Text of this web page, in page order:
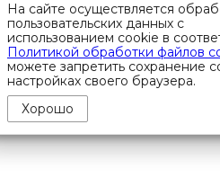
На сайте осуществляется
пользовательских данных с
использованием cookie в
Политикой обработки файлов
можете запретить сохранение
настройках своего браузера.
Хорошо